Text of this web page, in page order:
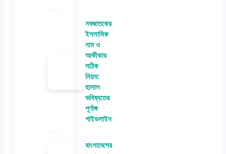
নবজাতকের
ইসলামিক
নাম ও
আকীকার
সঠিক
নিয়ম:
হালাল
ভবিষ্যতের
পূর্ণাঙ্গ
গাইডলাইন
বাংলাদেশের